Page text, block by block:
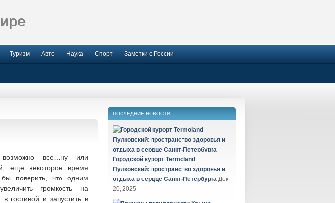
Туризм Авто Наука Спорт Заметки о России
все…ну или
еще некоторое время
поверить, что одним
громкость на
в гостиной и запустить в
ПОСЛЕДНИЕ НОВОСТИ
Городской курорт Termoland
Пулковский: пространство здоровья и
отдыха в сердце Санкт-Петербурга Дек
20, 2025